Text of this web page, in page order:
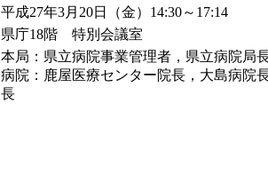
平成27年3月20日（金）14:30～17:14
県庁18階 特別会議室
本局：県立病院事業管理者，県立病院局
病院：鹿屋医療センター院長，大島病院
長